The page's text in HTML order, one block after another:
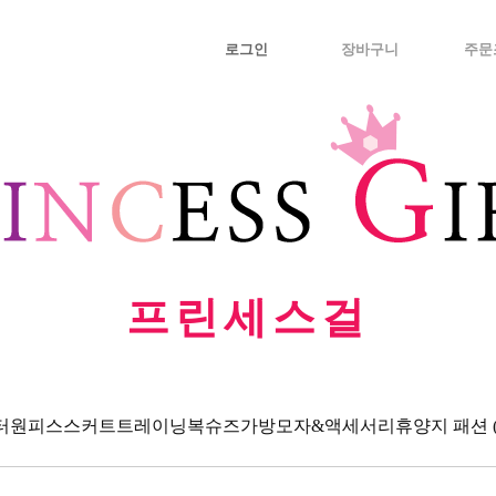
로그인 장바구니 주문
프린세스걸
원피스스커트 트레이닝복슈즈가방모자&액세서리 휴양지 패션